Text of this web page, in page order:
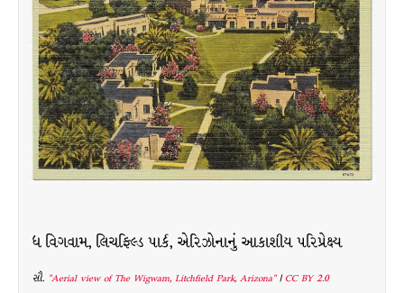
ધ વિગવામ, લિચફિલ્ડ પાર્ક, એરિઝોનાનું આકાશીય પરિપ્રેક્ષ્ય
સૌ. "Aerial view of The Wigwam, Litchfield Park, Arizona"|CC BY 2.0